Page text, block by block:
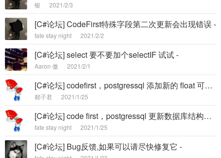
银 2021/2/3
[C#论坛] CodeFirst特殊字段第二次更新会出现错误 -
fate stay night 2021/2/2
[C#论坛] select 要不要加个selectIF 试试 -
Aaron 傲 2021/2/1
[C#论坛] codefirst，postgressql 添加新的 float 可空 列，生成的sql语句错误 -
郯子君 2021/1/25
[C#论坛] code first，postgressql 更新数据库结构出错（由double转成float） -
fate stay night 2021/1/25
[C#论坛] Bug反馈,如果可以请尽快修复它 -